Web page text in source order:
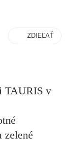
ZDIEĽAŤ
TAURIS v
zelené